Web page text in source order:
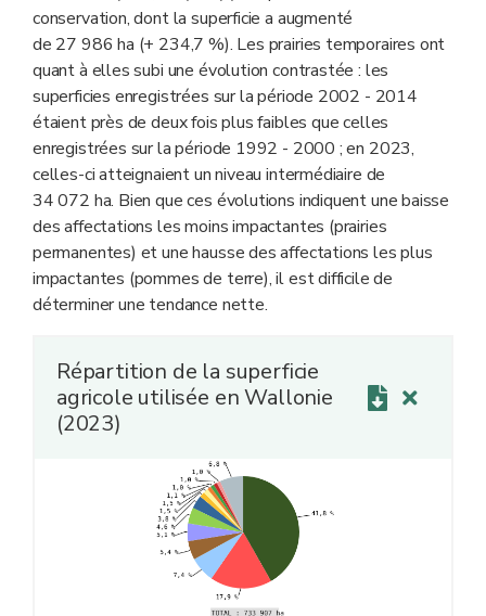
conservation, dont la superficie a augmenté
de 27 986 ha (+ 234,7 %). Les prairies temporaires ont
quant à elles subi une évolution contrastée : les
superficies enregistrées sur la période 2002 - 2014
étaient près de deux fois plus faibles que celles
enregistrées sur la période 1992 - 2000 ; en 2023,
celles-ci atteignaient un niveau intermédiaire de
34 072 ha. Bien que ces évolutions indiquent une baisse
des affectations les moins impactantes (prairies
permanentes) et une hausse des affectations les plus
impactantes (pommes de terre), il est difficile de
déterminer une tendance nette.
Répartition de la superficie
agricole utilisée en Wallonie
(2023)